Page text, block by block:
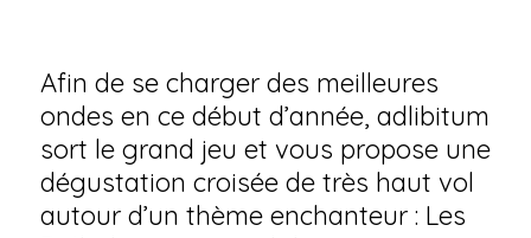
Afin de se charger des meilleures
ondes en ce début d’année, adlibitum
sort le grand jeu et vous propose une
dégustation croisée de très haut vol
autour d’un thème enchanteur : Les